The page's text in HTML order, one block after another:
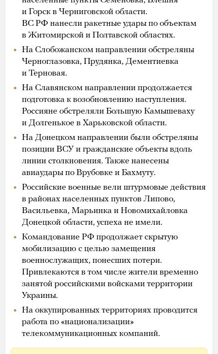
и Горск в Черниговской области.
ВС РФ нанесли ракетные удары по объектам
в Житомирской и Полтавской областях.
На Слобожанском направлении обстреляны
Черноглазовка, Прудянка, Дементиевка
и Терновая.
На Славянском направлении продолжается
подготовка к возобновлению наступления.
Россияне обстреляли Большую Камышеваху
и Долгенькое в Харьковской области.
На Донецком направлении были обстреляны
позиции ВСУ и гражданские объекты вдоль
линии столкновения. Также нанесены
авиаудары по Врубовке и Бахмуту.
Российские военные вели штурмовые действия
в районах населенных пунктов Липово,
Васильевка, Марьинка и Новомихайловка
Донецкой области, успеха не имели.
Командование РФ продолжает скрытую
мобилизацию с целью замещения
военнослужащих, понесших потери.
Привлекаются в том числе жители временно
занятой российскими войсками территории
Украины.
На оккупированных территориях проводится
работа по «национализации»
телекоммуникационных компаний.